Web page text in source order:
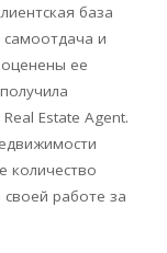
база
и
ее
Estate Agent.
количество
работе за